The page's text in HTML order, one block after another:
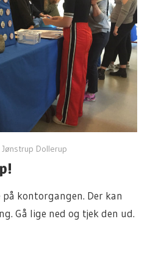
Jønstrup Dollerup
på kontorgangen. Der kan
Gå lige ned og tjek den ud.